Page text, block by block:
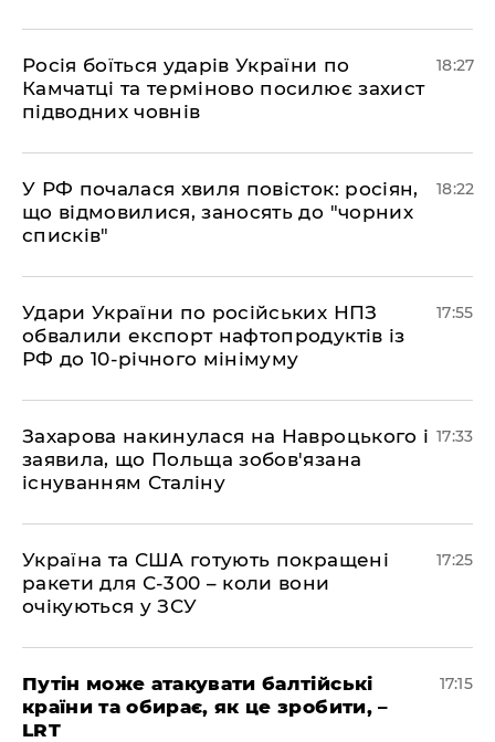
​Росія боїться ударів України по
Камчатці та терміново посилює захист
підводних човнів
18:27
​У РФ почалася хвиля повісток: росіян,
що відмовилися, заносять до "чорних
списків"
18:22
​Удари України по російських НПЗ
обвалили експорт нафтопродуктів із
РФ до 10-річного мінімуму
17:55
​Захарова накинулася на Навроцького і
заявила, що Польща зобов'язана
існуванням Сталіну
17:33
​Україна та США готують покращені
ракети для С-300 – коли вони
очікуються у ЗСУ
17:25
​Путін може атакувати балтійські
країни та обирає, як це зробити, –
LRT
17:15